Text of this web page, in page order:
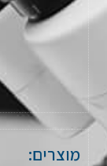
מוצרים: